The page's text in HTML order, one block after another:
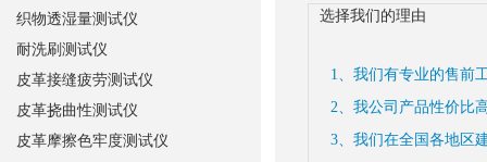
选择我们的理由
1、我们有专业的售前
2、我公司产品性价比
3、我们在全国各地区
织物透湿量测试仪
耐洗刷测试仪
皮革接缝疲劳测试仪
皮革挠曲性测试仪
皮革摩擦色牢度测试仪